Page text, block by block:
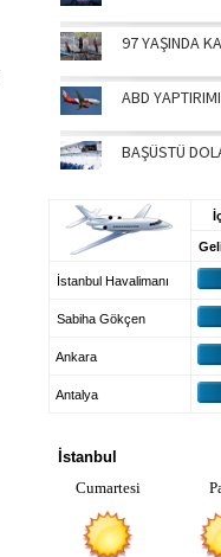
97 YAŞINDA
ABD
BAŞÜSTÜ
İstanbul Havalimanı
Sabiha Gökçen
Ankara
Antalya
İstanbul
Cumartesi